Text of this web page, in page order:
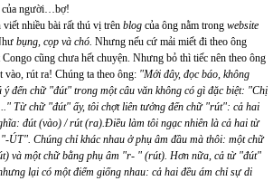
của người…bợ!
nhiều bài rất thú vị trên blog của ông nằm trong website
bụng, cọp và chó. Nhưng nếu cứ mải miết đi theo ông
cũng chưa hết chuyện. Nhưng bỏ thì tiếc nên theo ông
rút ra! Chúng ta theo ông: "Mới đây, đọc báo, không
đến chữ "đút" trong một câu văn không có gì đặc biệt: "Chị
Từ chữ "đút" ấy, tôi chợt liên tưởng đến chữ "rút": cả hai
đút (vào) / rút (ra).Điều làm tôi ngạc nhiên là cả hai từ
ÚT". Chúng chỉ khác nhau ở phụ âm đầu mà thôi: một chữ
và một chữ bằng phụ âm "r- " (rút). Hơn nữa, cả từ "đút"
lại có một điểm giống nhau: cả hai đều ám chỉ sự di